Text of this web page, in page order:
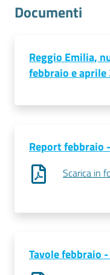
l'Impresa
L'impresa
digitale
Prenotazioni
Documenti
Reggio Emilia,
febbraio e aprile
Report febbraio
Scarica in
Tavole febbraio